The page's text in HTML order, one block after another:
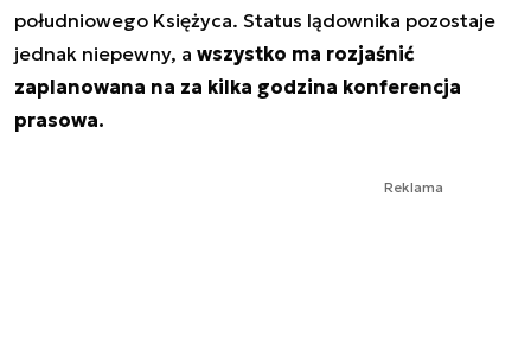
południowego Księżyca. Status lądownika pozostaje
jednak niepewny, a wszystko ma rozjaśnić
zaplanowana na za kilka godzina konferencja
prasowa.
Reklama